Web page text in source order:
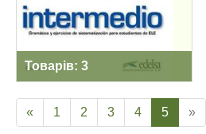
Товарів: 3
« 1 2 3 4 5 »